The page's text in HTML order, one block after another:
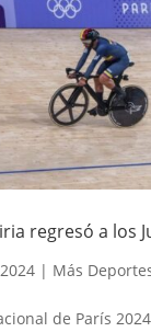
regresó a los
| Más
de París